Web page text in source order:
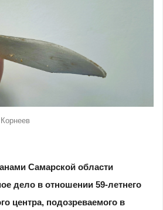
Самарской области
дело в отношении 59-летнего
центра, подозреваемого в